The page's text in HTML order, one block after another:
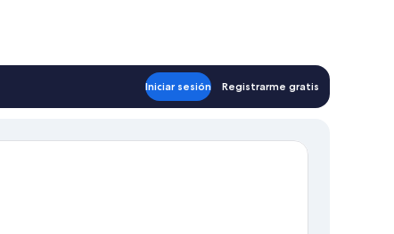
Iniciar sesión Registrarme gratis